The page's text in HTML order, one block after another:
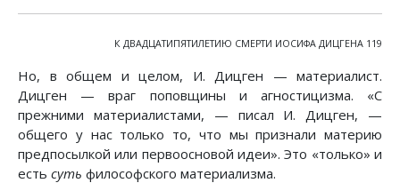
К ДВАДЦАТИПЯТИЛЕТИЮ СМЕРТИ ИОСИФА ДИЦГЕНА 119
Но, в общем и целом, И. Дицген — материалист.
Дицген — враг поповщины и агностицизма. «С
прежними материалистами, — писал И. Дицген, —
общего у нас только то, что мы признали материю
предпосылкой или первоосновой идеи». Это «только» и
есть суть философского материализма.